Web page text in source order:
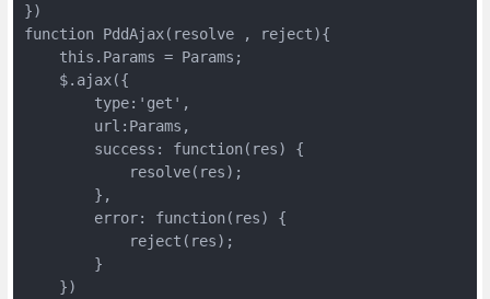
})
function PddAjax(resolve , reject){
    this.Params = Params;
    $.ajax({
        type:'get',
        url:Params,
        success: function(res) {
            resolve(res);
        },
        error: function(res) {
            reject(res);
        }
    })